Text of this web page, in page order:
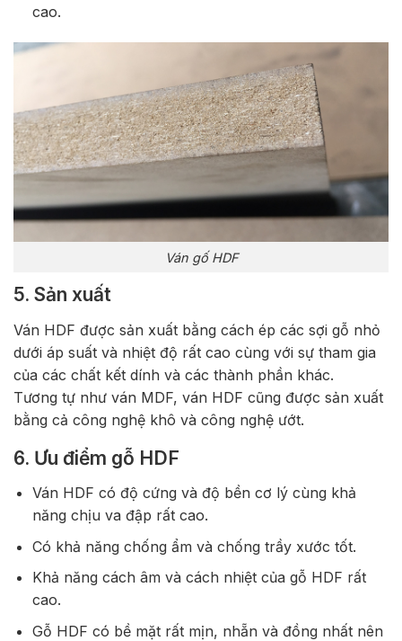
cao.
Ván gố HDF
5. Sản xuất
Ván HDF được sản xuất bằng cách ép các sợi gỗ nhỏ
dưới áp suất và nhiệt độ rất cao cùng với sự tham gia
của các chất kết dính và các thành phần khác.
Tương tự như ván MDF, ván HDF cũng được sản xuất
bằng cả công nghệ khô và công nghệ ướt.
6. Ưu điểm gỗ HDF
Ván HDF có độ cứng và độ bền cơ lý cùng khả
năng chịu va đập rất cao.
Có khả năng chống ẩm và chống trầy xước tốt.
Khả năng cách âm và cách nhiệt của gỗ HDF rất
cao.
Gỗ HDF có bề mặt rất mịn, nhẵn và đồng nhất nên